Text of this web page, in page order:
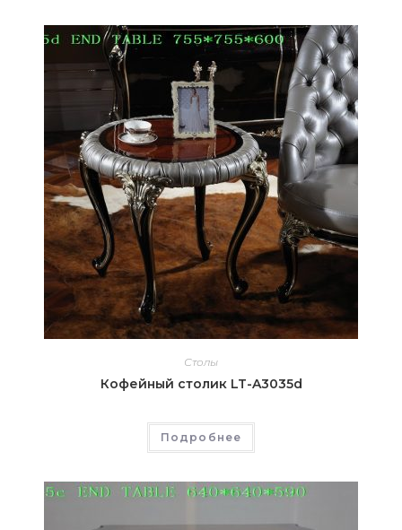
Столы
Кофейный столик LT-A3035d
Подробнее